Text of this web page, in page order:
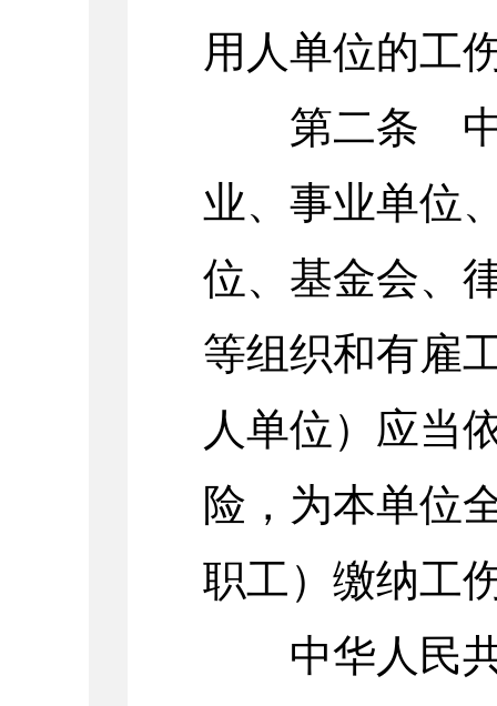
用人单位的工
第二条 中
业、事业单位
位、基金会、
等组织和有雇
人单位）应当
险，为本单位
职工）缴纳工
中华人民共